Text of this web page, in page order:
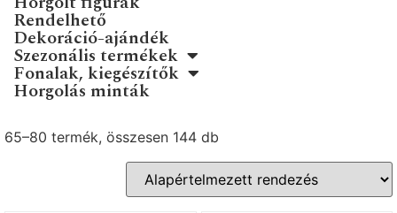
Rendelhető
Dekoráció-ajándék
Szezonális termékek
Fonalak, kiegészítők
Horgolás minták
65–80 termék, összesen 144 db